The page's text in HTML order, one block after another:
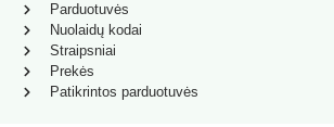
Parduotuvės
Nuolaidų kodai
Straipsniai
Prekės
Patikrintos parduotuvės